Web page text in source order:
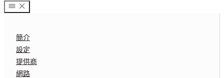
簡介
設定
提供商
網路